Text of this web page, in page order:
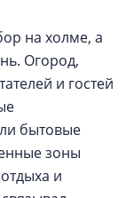
на холме, а
Огород,
и гостей
бытовые
зоны
и